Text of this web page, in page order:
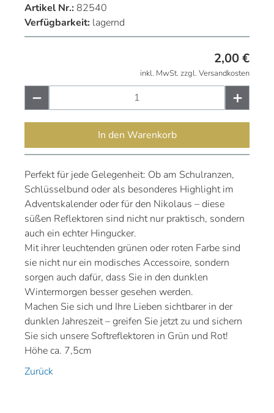
Artikel Nr.: 82540
Verfügbarkeit: lagernd
2,00€
inkl. MwSt. zzgl. Versandkosten
In den Warenkorb
Perfekt für jede Gelegenheit: Ob am Schulranzen,
Schlüsselbund oder als besonderes Highlight im
Adventskalender oder für den Nikolaus – diese
süßen Reflektoren sind nicht nur praktisch, sondern
auch ein echter Hingucker.
Mit ihrer leuchtenden grünen oder roten Farbe sind
sie nicht nur ein modisches Accessoire, sondern
sorgen auch dafür, dass Sie in den dunklen
Wintermorgen besser gesehen werden.
Machen Sie sich und Ihre Lieben sichtbarer in der
dunklen Jahreszeit – greifen Sie jetzt zu und sichern
Sie sich unsere Softreflektoren in Grün und Rot!
Höhe ca. 7,5cm
Zurück